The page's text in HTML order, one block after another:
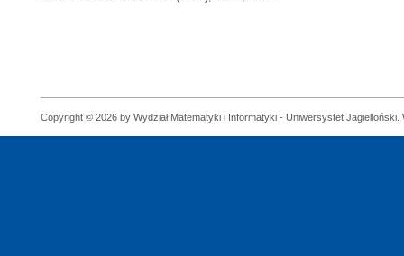
Copyright © 2026 by Wydział Matematyki i Informatyki - Uniwersystet